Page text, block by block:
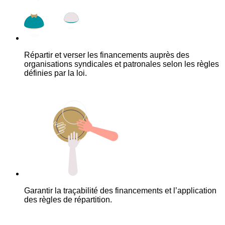
Répartir et verser les financements auprès des
organisations syndicales et patronales selon les règles
définies par la loi.
Garantir la traçabilité des financements et l’application
des règles de répartition.